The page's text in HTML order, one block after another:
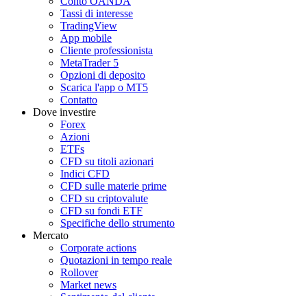
Tassi di interesse
TradingView
App mobile
Cliente professionista
MetaTrader 5
Opzioni di deposito
Scarica l'app o MT5
Contatto
Dove investire
Forex
Azioni
ETFs
CFD su titoli azionari
Indici CFD
CFD sulle materie prime
CFD su criptovalute
CFD su fondi ETF
Specifiche dello strumento
Mercato
Corporate actions
Quotazioni in tempo reale
Rollover
Market news